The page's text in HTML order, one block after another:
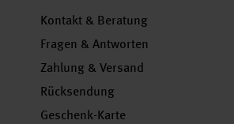
Kontakt & Beratung
Fragen & Antworten
Zahlung & Versand
Rücksendung
Geschenk-Karte